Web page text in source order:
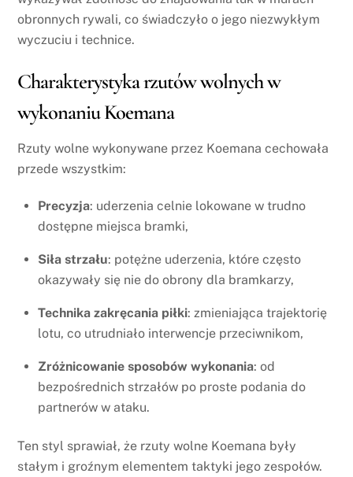
obronnych rywali, co świadczyło o jego niezwykłym
wyczuciu i technice.
Charakterystyka rzutów wolnych w
wykonaniu Koemana
Rzuty wolne wykonywane przez Koemana cechowała
przede wszystkim:
Precyzja: uderzenia celnie lokowane w trudno
dostępne miejsca bramki,
Siła strzału: potężne uderzenia, które często
okazywały się nie do obrony dla bramkarzy,
Technika zakręcania piłki: zmieniająca trajektorię
lotu, co utrudniało interwencje przeciwnikom,
Zróżnicowanie sposobów wykonania: od
bezpośrednich strzałów po proste podania do
partnerów w ataku.
Ten styl sprawiał, że rzuty wolne Koemana były
stałym i groźnym elementem taktyki jego zespołów.